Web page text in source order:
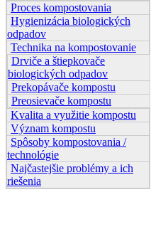
Proces kompostovania
Hygienizácia biologických
odpadov
Technika na kompostovanie
Drviče a štiepkovače
biologických odpadov
Prekopávače kompostu
Preosievače kompostu
Kvalita a využitie kompostu
Význam kompostu
Spôsoby kompostovania /
technológie
Najčastejšie problémy a ich
riešenia